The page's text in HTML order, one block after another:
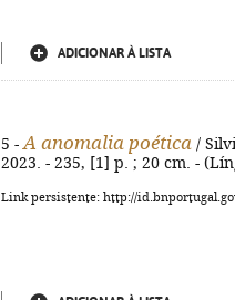
ADICIONAR À LISTA
5 - A anomalia poética /
2023. - 235, [1] p. ; 20 cm. -
Link persistente: http://